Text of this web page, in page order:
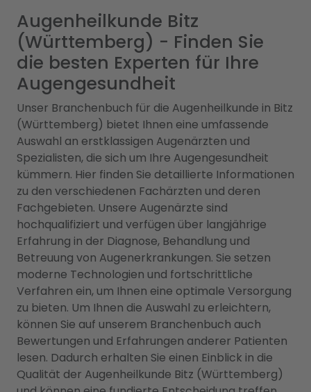
Augenheilkunde Bitz
(Württemberg) - Finden Sie
die besten Experten für Ihre
Augengesundheit
Unser Branchenbuch für die Augenheilkunde in Bitz
(Württemberg) bietet Ihnen eine umfassende
Auswahl an erstklassigen Augenärzten und
Spezialisten, die sich um Ihre Augengesundheit
kümmern. Hier finden Sie detaillierte Informationen
zu den verschiedenen Fachärzten und deren
Fachgebieten. Unsere Augenärzte sind
hochqualifiziert und verfügen über langjährige
Erfahrung in der Diagnose, Behandlung und
Betreuung von Augenerkrankungen. Sie setzen
moderne Technologien und fortschrittliche
Verfahren ein, um Ihnen eine optimale Versorgung
zu bieten. Um Ihnen die Auswahl zu erleichtern,
können Sie auf unserem Branchenbuch auch
Bewertungen und Erfahrungen anderer Patienten
lesen. Dadurch erhalten Sie einen Einblick in die
Qualität der Augenheilkunde Bitz (Württemberg)